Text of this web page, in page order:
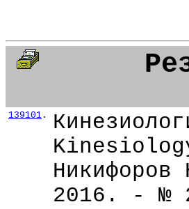
139101 .
2016. - №